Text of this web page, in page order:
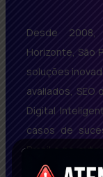
Desde
Horizonte, São
soluções
avaliados,
Digital
casos de
Brasil e no
caso